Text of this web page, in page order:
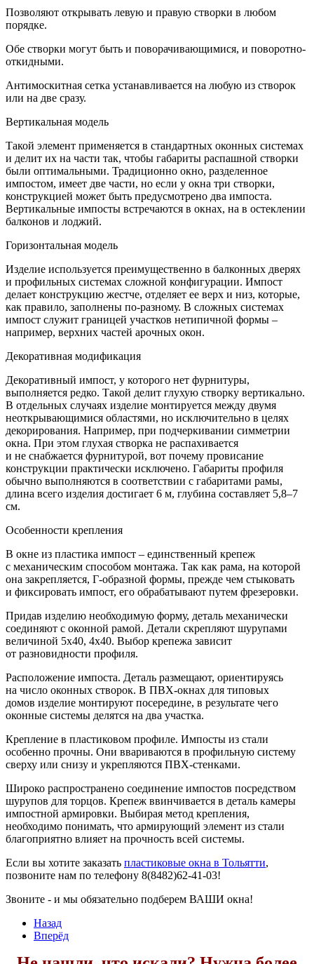
Позволяют открывать левую и правую створки в любом
порядке.
Обе створки могут быть и поворачивающимися, и поворотно-
откидными.
Антимоскитная сетка устанавливается на любую из створок
или на две сразу.
Вертикальная модель
Такой элемент применяется в стандартных оконных системах
и делит их на части так, чтобы габариты распашной створки
были оптимальными. Традиционно окно, разделенное
импостом, имеет две части, но если у окна три створки,
конструкцией может быть предусмотрено два импоста.
Вертикальные импосты встречаются в окнах, на в остеклении
балконов и лоджий.
Горизонтальная модель
Изделие используется преимущественно в балконных дверях
и профильных системах сложной конфигурации. Импост
делает конструкцию жестче, отделяет ее верх и низ, которые,
как правило, заполнены по-разному. В сложных системах
импост служит границей участков нетипичной формы –
например, верхних частей арочных окон.
Декоративная модификация
Декоративный импост, у которого нет фурнитуры,
выполняется редко. Такой делит глухую створку вертикально.
В отдельных случаях изделие монтируется между двумя
неоткрывающимися областями, но исключительно в целях
декорирования. Например, при подчеркивании симметрии
окна. При этом глухая створка не распахивается
и не снабжается фурнитурой, вот почему провисание
конструкции практически исключено. Габариты профиля
обычно выполняются в соответствии с габаритами рамы,
длина всего изделия достигает 6 м, глубина составляет 5,8–7
см.
Особенности крепления
В окне из пластика импост – единственный крепеж
с механическим способом монтажа. Так как рама, на которой
она закрепляется, Г-образной формы, прежде чем стыковать
и фиксировать импост, его обрабатывают путем фрезеровки.
Придав изделию необходимую форму, деталь механически
соединяют с оконной рамой. Детали скрепляют шурупами
величиной 5х40, 4х40. Выбор крепежа зависит
от разновидности профиля.
Расположение импоста. Деталь размещают, ориентируясь
на число оконных створок. В ПВХ-окнах для типовых
домов изделие монтируют посередине, в результате чего
оконные системы делятся на два участка.
Крепление в пластиковом профиле. Импосты из стали
особенно прочны. Они ввариваются в профильную систему
сверху или снизу и укрепляются ПВХ-стенками.
Широко распространено соединение импостов посредством
шурупов для торцов. Крепеж ввинчивается в деталь камеры
импостной армировки. Выбирая метод крепления,
необходимо понимать, что армирующий элемент из стали
благоприятно влияет на прочность всей системы.
Если вы хотите заказать пластиковые окна в Тольятти,
позвоните нам по телефону 8(8482)62-41-03!
Звоните - и мы обязательно подберем ВАШИ окна!
Назад
Вперёд